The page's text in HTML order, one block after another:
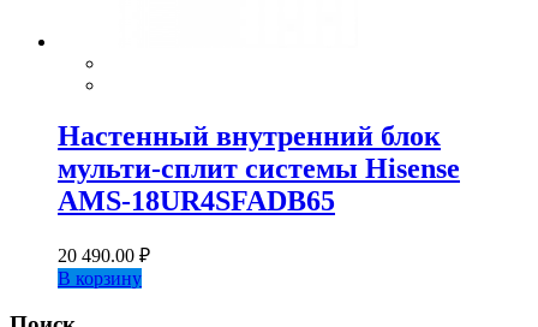
Настенный внутренний блок
мульти-сплит системы Hisense
AMS-18UR4SFADB65
20 490.00 ₽
В корзину